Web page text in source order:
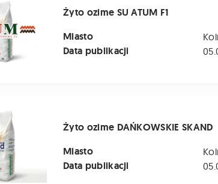
Żyto ozime SU ATUM F1
Miasto
Data publikacji
Żyto ozime DAŃKOWSKIE SKAND
Miasto
Data publikacji